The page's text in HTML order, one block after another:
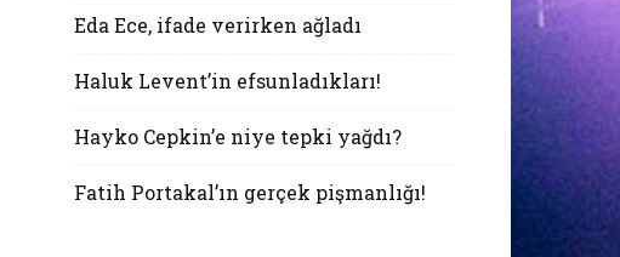
Eda Ece, ifade verirken ağladı
Haluk Levent’in efsunladıkları!
Hayko Cepkin’e niye tepki yağdı?
Fatih Portakal’ın gerçek pişmanlığı!